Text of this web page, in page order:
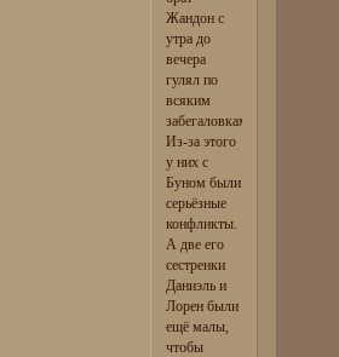
Жандон с
утра до
вечера
гулял по
всяким
забегаловкам.
Из-за этого
у них с
Буном были
серьёзные
конфликты.
А две его
сестренки
Даниэль и
Лорен были
ещё малы,
чтобы